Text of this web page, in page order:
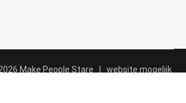
Make People Stare | website mogelijk